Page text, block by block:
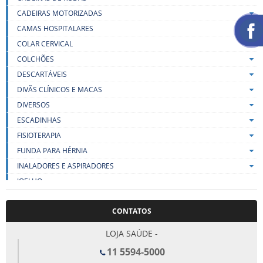
CADEIRAS MOTORIZADAS
CAMAS HOSPITALARES
COLAR CERVICAL
COLCHÕES
DESCARTÁVEIS
DIVÃS CLÍNICOS E MACAS
DIVERSOS
ESCADINHAS
FISIOTERAPIA
FUNDA PARA HÉRNIA
INALADORES E ASPIRADORES
JOELHO
MEIAS DE COMPRESSÃO
CONTATOS
LOJA SAÚDE -
11 5594-5000